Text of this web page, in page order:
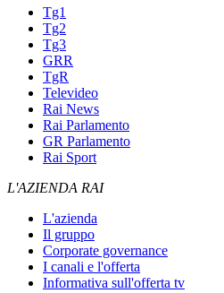
Tg1
Tg2
Tg3
GRR
TgR
Televideo
Rai News
Rai Parlamento
GR Parlamento
Rai Sport
L'AZIENDA RAI
L'azienda
Il gruppo
Corporate governance
I canali e l'offerta
Informativa sull'offerta tv